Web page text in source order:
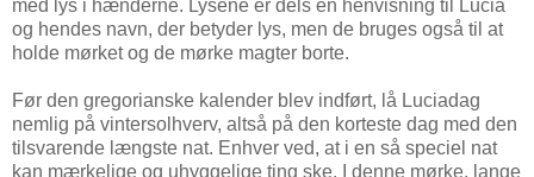
med lys i hænderne. Lysene er dels en henvisning til Lucia
og hendes navn, der betyder lys, men de bruges også til at
holde mørket og de mørke magter borte.
Før den gregorianske kalender blev indført, lå Luciadag
nemlig på vintersolhverv, altså på den korteste dag med den
tilsvarende længste nat. Enhver ved, at i en så speciel nat
kan mærkelige og uhyggelige ting ske. I denne mørke, lange